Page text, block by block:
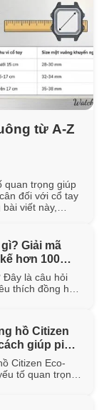
từ A-Z
quan trọng giúp
đối với cổ tay
viết này,
Giải mã
hơn 100
Đây là câu hỏi
thích đồng hồ
sẽ
gốc ra đời,
hồ Citizen
giúp pin
Citizen Eco-
tố quan trọng